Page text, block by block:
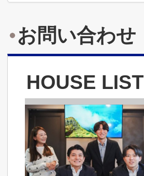
お問い合わせ
HOUSE LIST